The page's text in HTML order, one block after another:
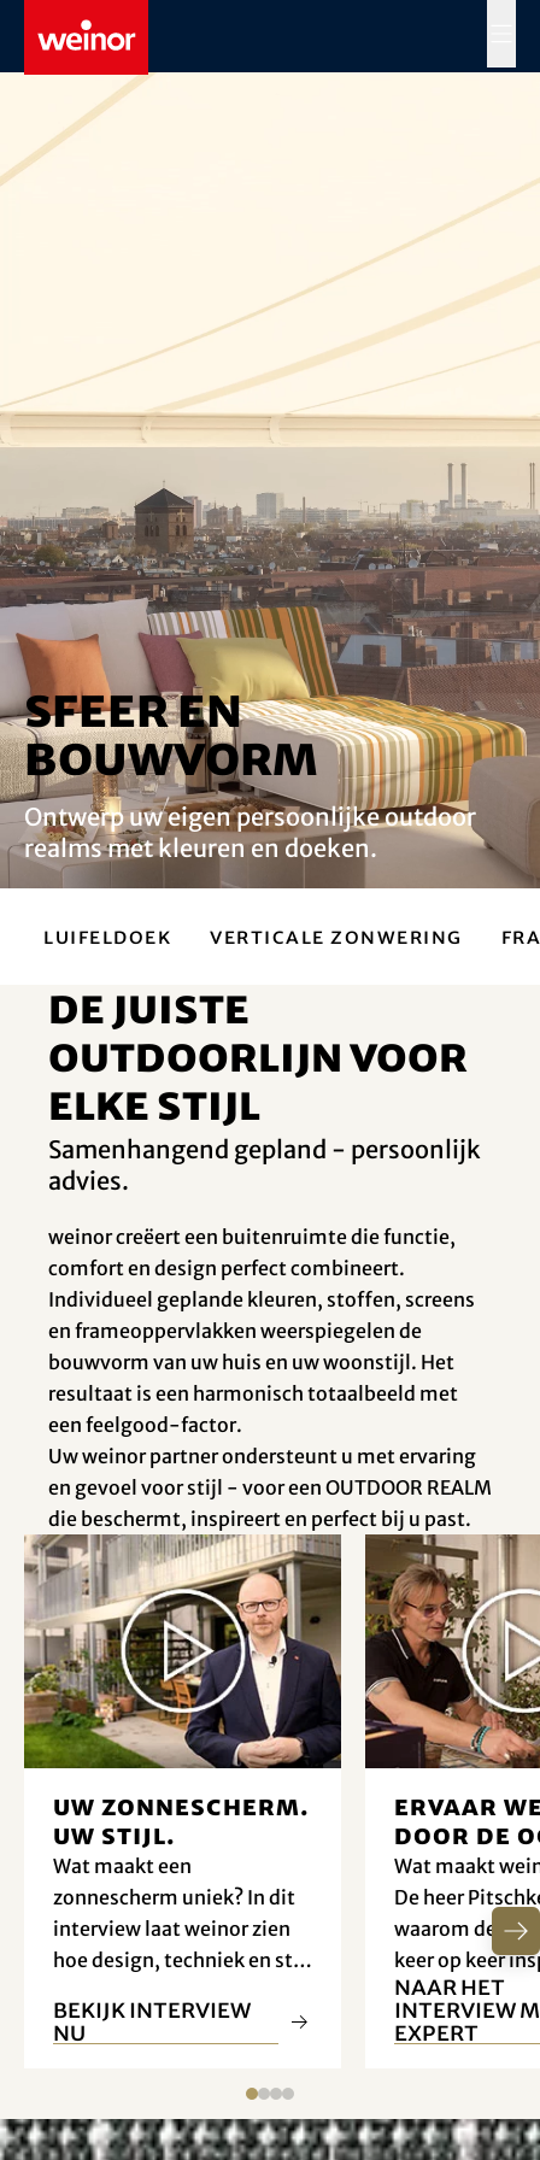
Skip to main content
Sfeer en
bouwvorm
Ontwerp uw eigen persoonlijke outdoor
realms met kleuren en doeken.
Luifeldoek Verticale zonwering
De juiste
outdoorlijn voor
elke stijl
Samenhangend gepland - persoonlijk
advies.
weinor creëert een buitenruimte die functie,
comfort en design perfect combineert.
Individueel geplande kleuren, stoffen, screens
en frameoppervlakken weerspiegelen de
bouwvorm van uw huis en uw woonstijl. Het
resultaat is een harmonisch totaalbeeld met
een feelgood-factor.
Uw weinor partner ondersteunt u met ervaring
en gevoel voor stijl - voor een OUTDOOR REALM
die beschermt, inspireert en perfect bij u past.
Uw zonnescherm.
Uw stijl.
Wat maakt een
zonnescherm uniek? In dit
interview laat weinor zien
hoe design, techniek en stijl
kunnen worden aangepast.
Bekijk interview
nu
Ervaar
door de
een
Wat maakt
De heer
waarom de
keer op keer
goed
kwaliteit en
Naar het
interview
expert